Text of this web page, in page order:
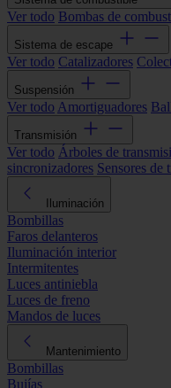
Ver todo Bombas de
Sistema de escape
Ver todo Catalizadores
Suspensión
Ver todo Amortiguadores
Transmisión
Ver todo Árboles de
sincronizadores Sensores de
Iluminación
Bombillas
Faros delanteros
Iluminación interior
Intermitentes
Luces antiniebla
Luces de freno
Mandos de luces
Mantenimiento
Bombillas
Bujías